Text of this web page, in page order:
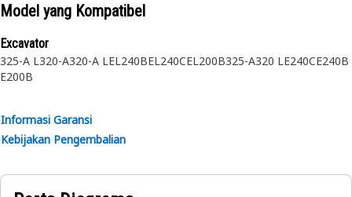
Model yang Kompatibel
Excavator
325-A L320-A320-A LEL240BEL240CEL200B325-A320 LE240CE240B
E200B
Informasi Garansi
Kebijakan Pengembalian